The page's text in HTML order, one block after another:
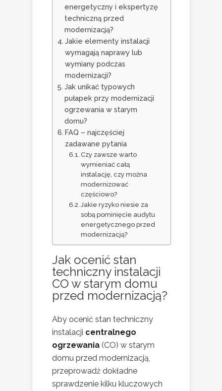
energetyczny i ekspertyzę
techniczną przed
modernizacją?
Jakie elementy instalacji
wymagają naprawy lub
wymiany podczas
modernizacji?
Jak unikać typowych
pułapek przy modernizacji
ogrzewania w starym
domu?
FAQ – najczęściej
zadawane pytania
Czy zawsze warto
wymieniać całą
instalację, czy można
modernizować
częściowo?
Jakie ryzyko niesie za
sobą pominięcie audytu
energetycznego przed
modernizacją?
Jak ocenić stan
techniczny instalacji
CO w starym domu
przed modernizacją?
Aby ocenić stan techniczny
instalacji centralnego
ogrzewania (CO) w starym
domu przed modernizacją,
przeprowadź dokładne
sprawdzenie kilku kluczowych